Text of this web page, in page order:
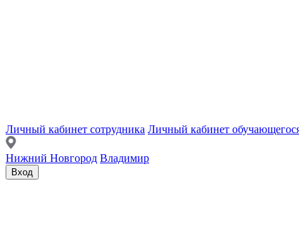
Личный кабинет сотрудника Личный кабинет
Нижний Новгород Владимир
Вход